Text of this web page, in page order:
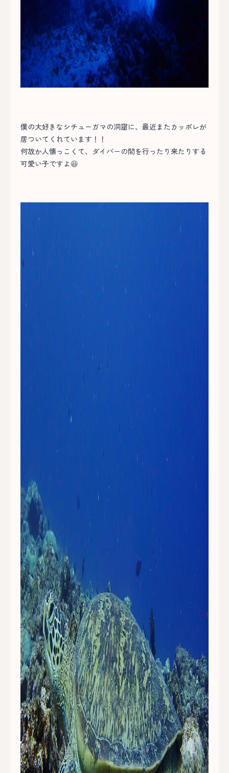
僕の大好きなシチューガマの洞窟に、最近またカッポレが
居ついてくれています！！
何故か人懐っこくて、ダイバーの間を行ったり来たりする
可愛い子ですよ😆